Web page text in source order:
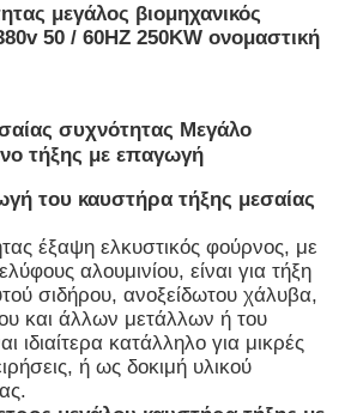
μεγάλος βιομηχανικός
50 / 60HZ 250KW ονομαστική
συχνότητας Μεγάλο
τήξης με επαγωγή
του καυστήρα τήξης μεσαίας
έξαψη ελκυστικός φούρνος, με
αλουμινίου, είναι για τήξη
σιδήρου, ανοξείδωτου χάλυβα,
και άλλων μετάλλων ή του
ιδιαίτερα κατάλληλο για μικρές
ή ως δοκιμή υλικού